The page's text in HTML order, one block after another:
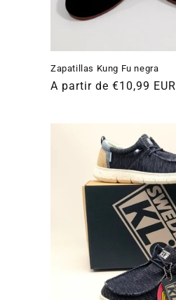
Zapatillas Kung Fu negra
Precio
A partir de €10,99 EUR